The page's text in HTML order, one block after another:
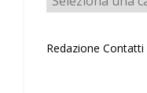
Redazione Contatti